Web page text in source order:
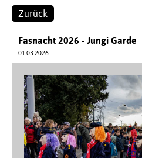
Zurück
Fasnacht 2026 - Jungi Garde
01.03.2026